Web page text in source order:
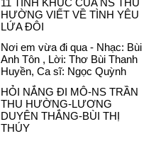
HƯỜNG VIẾT VỀ TÌNH YÊU
LỨA ĐÔI
Nơi em vừa đi qua - Nhạc: Bùi
Anh Tôn , Lời: Thơ Bùi Thanh
Huyền, Ca sĩ: Ngọc Quỳnh
HỎI NẮNG ĐI MÔ-NS TRẦN
THU HƯỜNG-LƯƠNG
DUYÊN THẮNG-BÙI THỊ
THÚY